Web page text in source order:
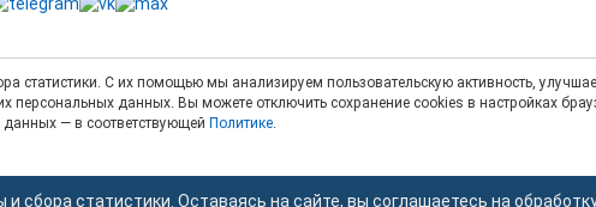
статистики. С их помощью мы анализируем пользовательскую активность,
персональных данных. Вы можете отключить сохранение cookies в настройках
данных — в соответствующей Политике
сбора статистики. Оставаясь на сайте, вы соглашаетесь на